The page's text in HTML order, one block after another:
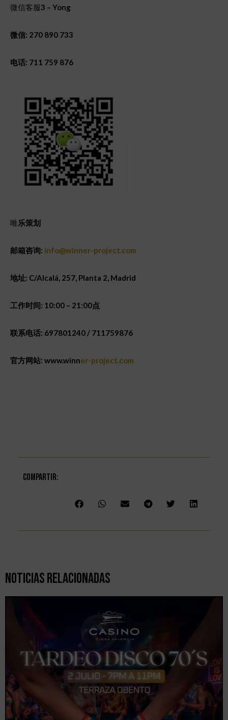
微信客服3 – Yong
微信: 270 890 733
电话: 711 759 876
唯乐策划
邮箱咨询: info@winner-project.com
地址: C/Alcalá, 257, Planta 2, Madrid
工作时间: 10:00 – 21:00点
联系电话: 697801240 / 711759876
官方网站: www.winner-project.com
Compartir:
Noticias Relacionadas